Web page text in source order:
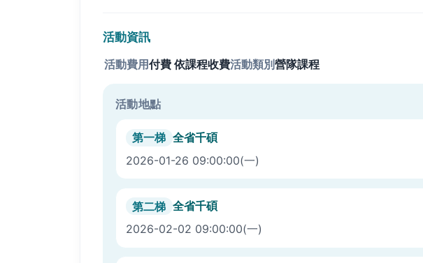
活動資訊
活動費用付費依課程收費活動類別營隊課程
活動地點
第一梯 全省千碩
2026-01-26 09:00:00(一)
第二梯 全省千碩
2026-02-02 09:00:00(一)